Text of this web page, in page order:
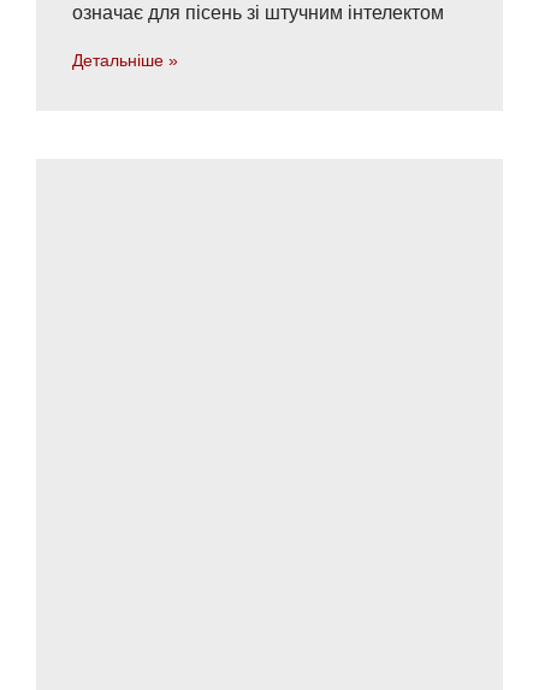
означає для пісень зі штучним інтелектом
Детальніше »